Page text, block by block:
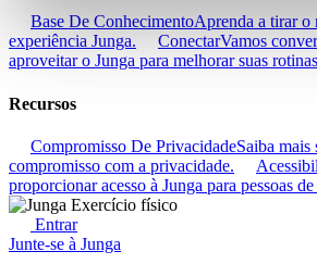
Base De ConhecimentoAprenda a tirar o
experiência Junga.
ConectarVamos
aproveitar o Junga para melhorar suas
Recursos
Compromisso De PrivacidadeSaiba mais
compromisso com a privacidade.
proporcionar acesso à Junga para pessoas
Entrar
Junte-se à Junga